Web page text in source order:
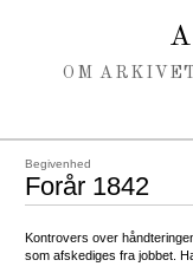
OM
Begivenhed
Forår 1842
Kontrovers over
som afskediges fra jobbet.